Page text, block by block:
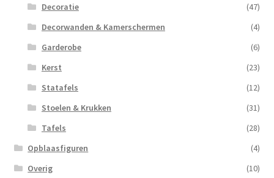
Decoratie
(47)
Decorwanden & Kamerschermen
(4)
Garderobe
(6)
Kerst
(23)
Statafels
(12)
Stoelen & Krukken
(31)
Tafels
(28)
Opblaasfiguren
(4)
Overig
(10)